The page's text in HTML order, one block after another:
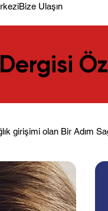
Bize Ulaşın
girişimi olan Bir Adım